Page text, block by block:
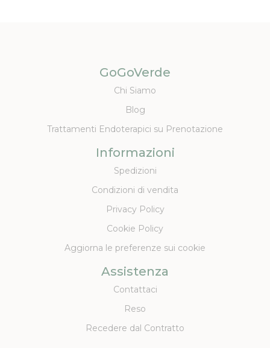
GoGoVerde
Chi Siamo
Blog
Trattamenti Endoterapici su Prenotazione
Informazioni
Spedizioni
Condizioni di vendita
Privacy Policy
Cookie Policy
Aggiorna le preferenze sui cookie
Assistenza
Contattaci
Reso
Recedere dal Contratto